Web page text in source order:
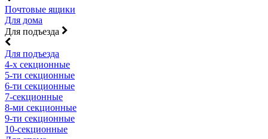
Почтовые ящики
Для дома
Для подъезда
Для подъезда
4-х секционные
5-ти секционные
6-ти секционные
7-секционные
8-ми секционные
9-ти секционные
10-секционные